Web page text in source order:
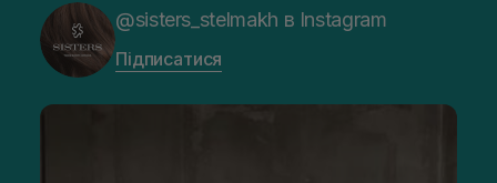
@sisters_stelmakh в Instagram
Підписатися